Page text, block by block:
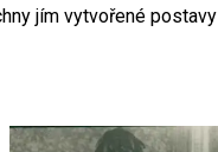
jím vytvořené postavy